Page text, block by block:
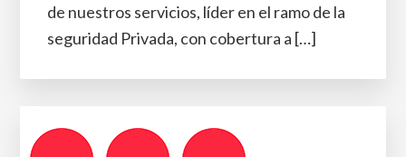
de nuestros servicios, líder en el ramo de la
seguridad Privada, con cobertura a […]